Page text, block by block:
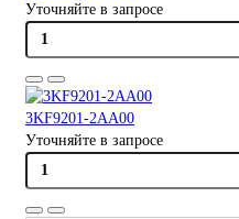
Уточняйте в запросе
3KF9201-2AA00
Уточняйте в запросе